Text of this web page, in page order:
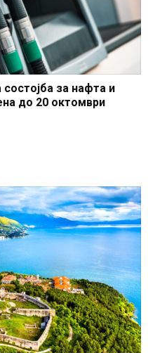
за нафта и
до 20 октомври